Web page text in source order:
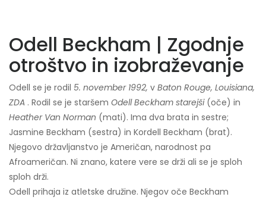
Odell Beckham | Zgodnje
otroštvo in izobraževanje
Odell se je rodil 5. november 1992, v Baton Rouge, Louisiana,
ZDA . Rodil se je staršem Odell Beckham starejši(oče) in
Heather Van Norman (mati). Ima dva brata in sestre;
Jasmine Beckham (sestra) in Kordell Beckham (brat).
Njegovo državljanstvo je Američan, narodnost pa
Afroameričan. Ni znano, katere vere se drži ali se je sploh
sploh drži.
Odell prihaja iz atletske družine. Njegov oče Beckham